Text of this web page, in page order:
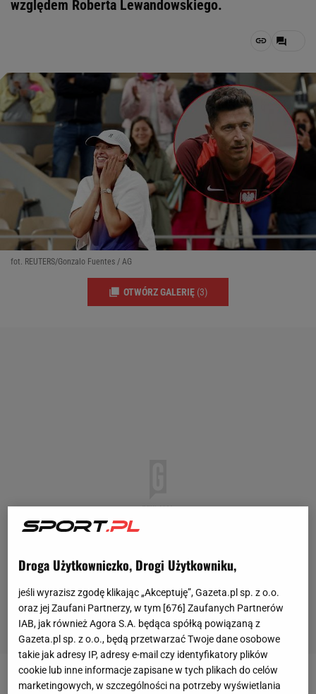
względem Roberta Lewandowskiego.
fot. REUTERS/Gonzalo Fuentes / AG
OTWÓRZ GALERIĘ (3)
Ostatnie tygodnie nie były zbyt udane dla Igi
Droga Użytkowniczko, Drogi Użytkowniku,
jeśli wyrazisz zgodę klikając „Akceptuję”, Gazeta.pl sp. z o.o.
oraz jej Zaufani Partnerzy, w tym [676] Zaufanych Partnerów
IAB, jak również Agora S.A. będąca spółką powiązaną z
Gazeta.pl sp. z o.o., będą przetwarzać Twoje dane osobowe
takie jak adresy IP, adresy e-mail czy identyfikatory plików
cookie lub inne informacje zapisane w tych plikach do celów
marketingowych, w szczególności na potrzeby wyświetlania